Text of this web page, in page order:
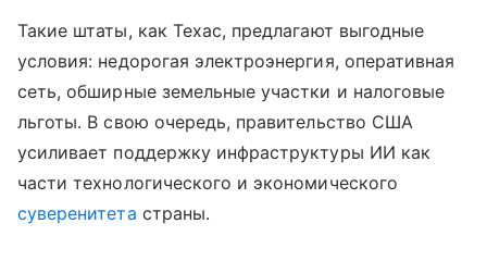
Такие штаты, как Техас, предлагают выгодные
условия: недорогая электроэнергия, оперативная
сеть, обширные земельные участки и налоговые
льготы. В свою очередь, правительство США
усиливает поддержку инфраструктуры ИИ как
части технологического и экономического
суверенитета страны.